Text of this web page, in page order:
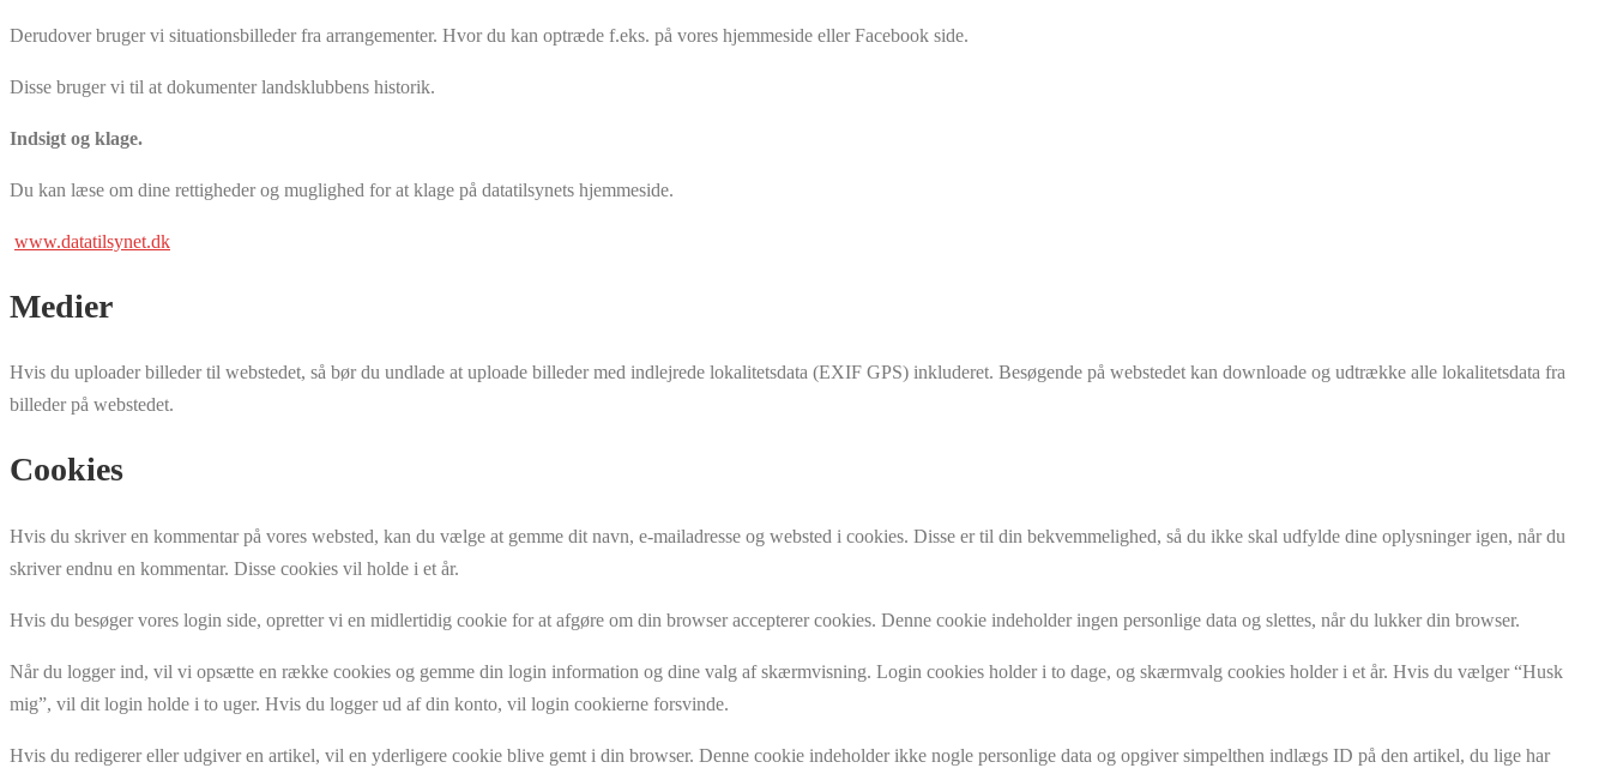
Derudover bruger vi situationsbilleder fra arrangementer. Hvor du kan optræde f.eks. på vores hjemmeside eller Facebook side.
Disse bruger vi til at dokumenter landsklubbens historik.
Indsigt og klage.
Du kan læse om dine rettigheder og muglighed for at klage på datatilsynets hjemmeside.
www.datatilsynet.dk
Medier
Hvis du uploader billeder til webstedet, så bør du undlade at uploade billeder med indlejrede lokalitetsdata (EXIF GPS) inkluderet. Besøgende på webstedet kan downloade og udtrække alle lokalitetsdata fra
billeder på webstedet.
Cookies
Hvis du skriver en kommentar på vores websted, kan du vælge at gemme dit navn, e-mailadresse og websted i cookies. Disse er til din bekvemmelighed, så du ikke skal udfylde dine oplysninger igen, når du
skriver endnu en kommentar. Disse cookies vil holde i et år.
Hvis du besøger vores login side, opretter vi en midlertidig cookie for at afgøre om din browser accepterer cookies. Denne cookie indeholder ingen personlige data og slettes, når du lukker din browser.
Når du logger ind, vil vi opsætte en række cookies og gemme din login information og dine valg af skærmvisning. Login cookies holder i to dage, og skærmvalg cookies holder i et år. Hvis du vælger “Husk
mig”, vil dit login holde i to uger. Hvis du logger ud af din konto, vil login cookierne forsvinde.
Hvis du redigerer eller udgiver en artikel, vil en yderligere cookie blive gemt i din browser. Denne cookie indeholder ikke nogle personlige data og opgiver simpelthen indlægs ID på den artikel, du lige har